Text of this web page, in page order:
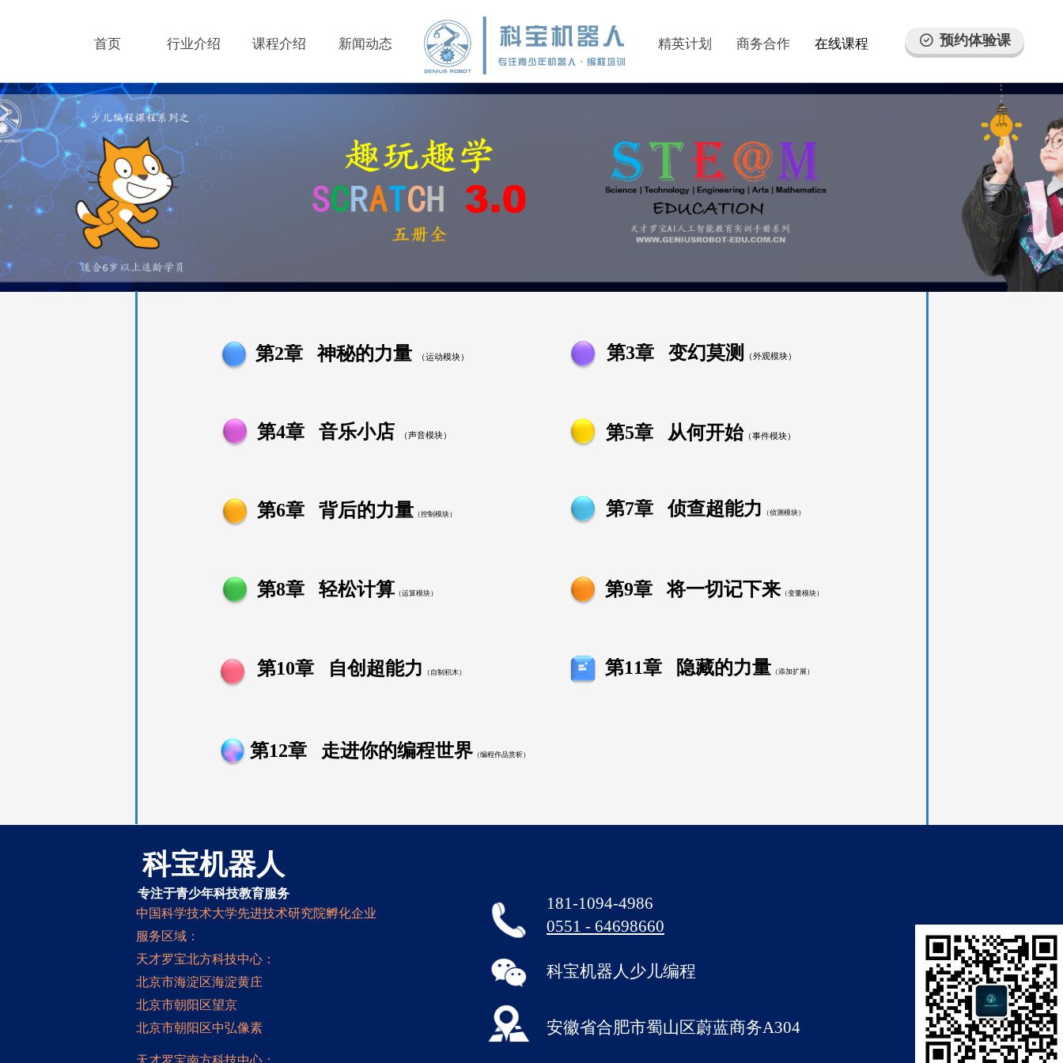
首页 行业介绍 课程介绍 新闻动态 精英计划 商务合作 在线课程 ꄗ 预约体验课
第2章 神秘的力量 （运动模块） 第3章 变幻莫测 （外观模块）
第4章 音乐小店 （声音模块） 第5章 从何开始 （事件模块）
第6章 背后的力量 （控制模块） 第7章 侦查超能力 （侦测模块）
第8章 轻松计算 （运算模块） 第9章 将一切记下来 （变量模块）
第10章 自创超能力 （自制积木） 第11章 隐藏的力量 （添加扩展）
第12章 走进你的编程世界 （编程作品赏析）
安徽省合肥市蜀山区蔚蓝商务A304
科宝机器人少儿编程
181-1094-4986
0551 - 64698660
服务区域：
天才罗宝北方科技中心：
北京市海淀区海淀黄庄
北京市朝阳区望京
北京市朝阳区中弘像素
天才罗宝南方科技中心：
科宝机器人
专注于青少年科技教育服务
中国科学技术大学先进技术研究院孵化企业